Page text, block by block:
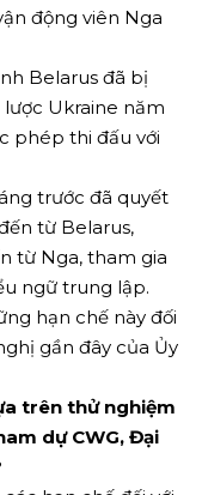
động viên Nga
Belarus đã bị
Ukraine năm
phép thi đấu với
trước đã quyết
từ Belarus,
từ Nga, tham gia
ngữ trung lập.
hạn chế này đối
gần đây của Ủy
trên thử nghiệm
dự CWG, Đại